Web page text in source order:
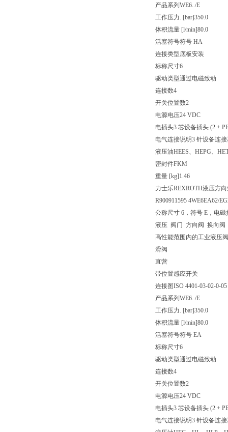
产品系列 WE6../E
工作压力. [bar]350.0
体积流量 [l/min]80.0
活塞符号符号 HA
连接类型底板安装
标称尺寸6
驱动类型通过电磁致动
连接数4
开关位置数2
电源电压24 VDC
电插头3 芯设备插头 (2 +
电气连接说明3 针设备连接
液压油HEES、HEPG、
密封件FKM
重量 [kg]1.46
力士乐REXROTH液压方
R900911595 4WE6EA62/
公称尺寸 6，符号 E，电磁
液压 阀门 方向阀 换向阀
高性能范围内的工业液压
滑阀
直营
带位置感应开关
连接图ISO 4401-03-02-0-05
产品系列 WE6../E
工作压力. [bar]350.0
体积流量 [l/min]80.0
活塞符号符号 EA
标称尺寸6
驱动类型通过电磁致动
连接数4
开关位置数2
电源电压24 VDC
电插头3 芯设备插头 (2 +
电气连接说明3 针设备连接